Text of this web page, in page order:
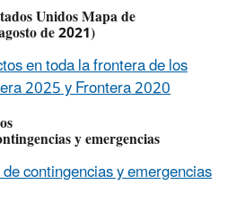
Unidos Mapa de
de 2021)
en toda la frontera de los
2025 y Frontera 2020
y emergencias
contingencias y emergencias